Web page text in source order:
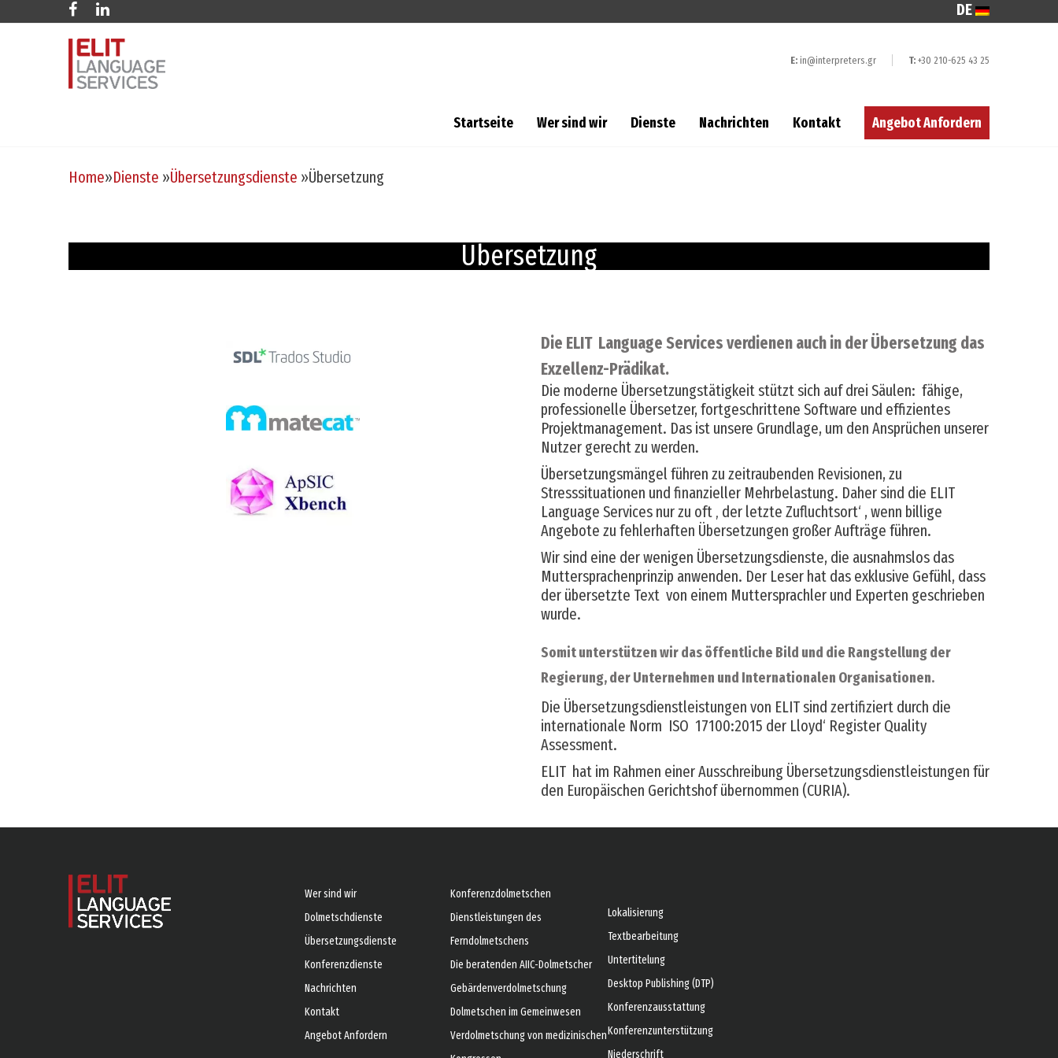
DE
E: in@interpreters.gr T: +30 210-625 43 25
Startseite Wer sind wir Dienste Nachrichten Kontakt Angebot Anfordern
Home»Dienste »Übersetzungsdienste »Übersetzung
Übersetzung
Die ELIT Language Services verdienen auch in der Übersetzung das
Exzellenz-Prädikat.
Die moderne Übersetzungstätigkeit stützt sich auf drei Säulen: fähige,
professionelle Übersetzer, fortgeschrittene Software und effizientes
Projektmanagement. Das ist unsere Grundlage, um den Ansprüchen unserer
Nutzer gerecht zu werden.
Übersetzungsmängel führen zu zeitraubenden Revisionen, zu
Stresssituationen und finanzieller Mehrbelastung. Daher sind die ELIT
Language Services nur zu oft ‚ der letzte Zufluchtsort‘ , wenn billige
Angebote zu fehlerhaften Übersetzungen großer Aufträge führen.
Wir sind eine der wenigen Übersetzungsdienste, die ausnahmslos das
Muttersprachenprinzip anwenden. Der Leser hat das exklusive Gefühl, dass
der übersetzte Text von einem Muttersprachler und Experten geschrieben
wurde.
Somit unterstützen wir das öffentliche Bild und die Rangstellung der
Regierung, der Unternehmen und Internationalen Organisationen.
Die Übersetzungsdienstleistungen von ELIT sind zertifiziert durch die
internationale Norm ISO 17100:2015 der Lloyd‘ Register Quality
Assessment.
ELIT hat im Rahmen einer Ausschreibung Übersetzungsdienstleistungen für
den Europäischen Gerichtshof übernommen (CURIA).
Wer sind wir
Dolmetschdienste
Übersetzungsdienste
Konferenzdienste
Nachrichten
Kontakt
Angebot Anfordern
Konferenzdolmetschen
Dienstleistungen des
Ferndolmetschens
Die beratenden AIIC-Dolmetscher
Gebärdenverdolmetschung
Dolmetschen im Gemeinwesen
Verdolmetschung von medizinischen
Lokalisierung
Textbearbeitung
Untertitelung
Desktop Publishing (DTP)
Konferenzausstattung
Konferenzunterstützung
Niederschrift